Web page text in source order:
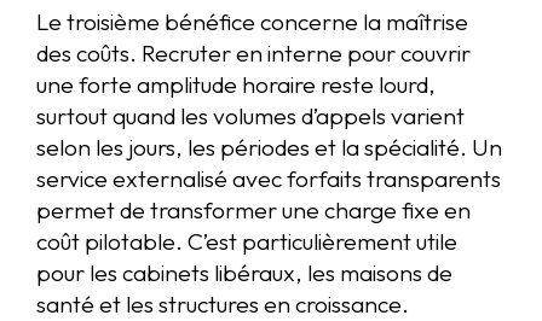
Le troisième bénéfice concerne la maîtrise
des coûts. Recruter en interne pour couvrir
une forte amplitude horaire reste lourd,
surtout quand les volumes d’appels varient
selon les jours, les périodes et la spécialité. Un
service externalisé avec forfaits transparents
permet de transformer une charge fixe en
coût pilotable. C’est particulièrement utile
pour les cabinets libéraux, les maisons de
santé et les structures en croissance.